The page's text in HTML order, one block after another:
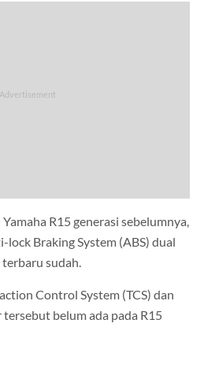
R15 generasi sebelumnya,
lock Braking System (ABS) dual
sudah.
Control System (TCS) dan
belum ada pada R15